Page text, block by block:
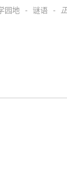
园地 - 谜语 -